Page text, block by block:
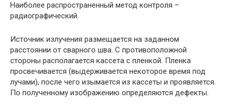
Наиболее распространенный метод контроля –
радиографический.
Источник излучения размещается на заданном
расстоянии от сварного шва. С противоположной
стороны располагается кассета с пленкой. Пленка
просвечивается (выдерживается некоторое время под
лучами), после чего изымается из кассеты и проявляется.
По полученному изображению определяются дефекты.